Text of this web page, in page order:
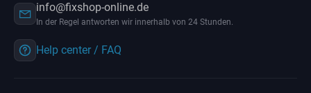
info@fixshop-online.de
In der Regel antworten wir innerhalb von 24 Stunden.
Help center / FAQ